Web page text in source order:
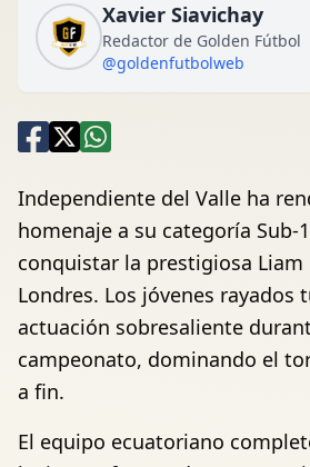
Xavier Siavichay
Redactor de Golden Fútbol
@goldenfutbolweb
Independiente del Valle ha
homenaje a su categoría Sub-
conquistar la prestigiosa Liam
Londres. Los jóvenes rayados
actuación sobresaliente
campeonato, dominando el
a fin.
El equipo ecuatoriano